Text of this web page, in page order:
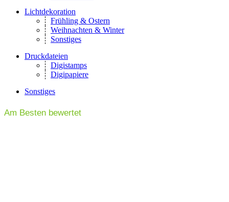
Lichtdekoration
Frühling & Ostern
Weihnachten & Winter
Sonstiges
Druckdateien
Digistamps
Digipapiere
Sonstiges
Am Besten bewertet